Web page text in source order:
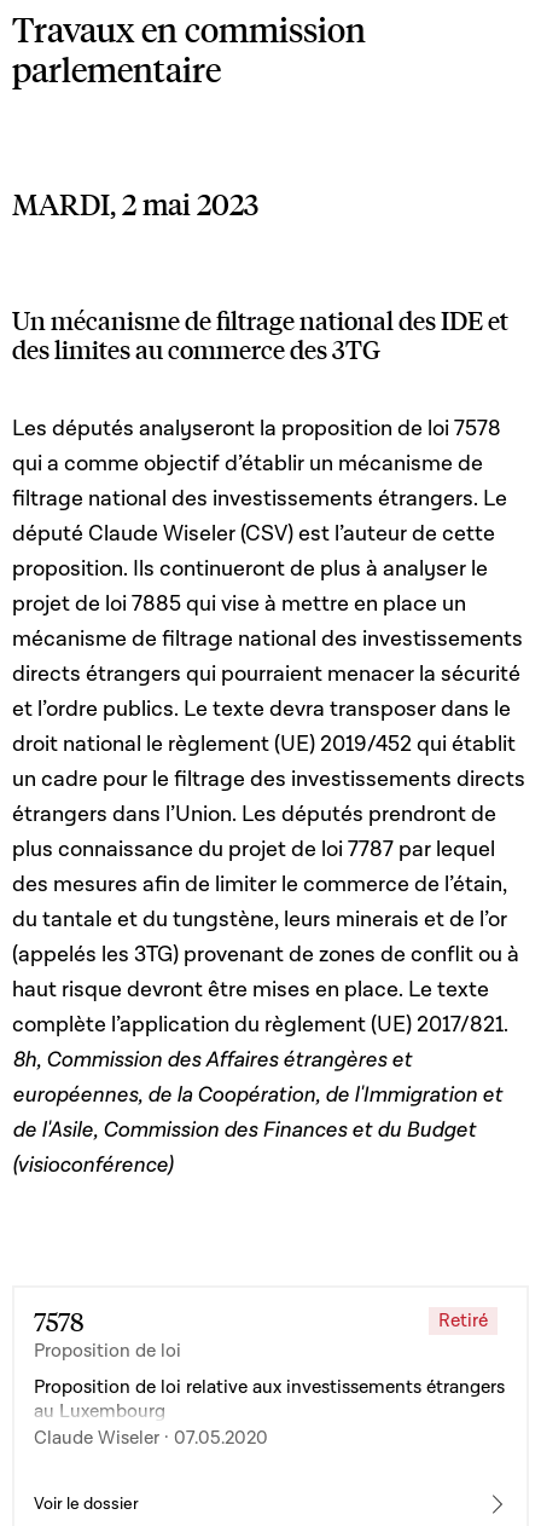
Travaux en commission
parlementaire
MARDI, 2 mai 2023
Un mécanisme de filtrage national des IDE et
des limites au commerce des 3TG
Les députés analyseront la proposition de loi 7578
qui a comme objectif d’établir un mécanisme de
filtrage national des investissements étrangers. Le
député Claude Wiseler (CSV) est l’auteur de cette
proposition. Ils continueront de plus à analyser le
projet de loi 7885 qui vise à mettre en place un
mécanisme de filtrage national des investissements
directs étrangers qui pourraient menacer la sécurité
et l’ordre publics. Le texte devra transposer dans le
droit national le règlement (UE) 2019/452 qui établit
un cadre pour le filtrage des investissements directs
étrangers dans l’Union. Les députés prendront de
plus connaissance du projet de loi 7787 par lequel
des mesures afin de limiter le commerce de l’étain,
du tantale et du tungstène, leurs minerais et de l’or
(appelés les 3TG) provenant de zones de conflit ou à
haut risque devront être mises en place. Le texte
complète l’application du règlement (UE) 2017/821.
8h, Commission des Affaires étrangères et
européennes, de la Coopération, de l'Immigration et
de l'Asile, Commission des Finances et du Budget
(visioconférence)
7578
Proposition de loi
Retiré
Proposition de loi relative aux investissements étrangers
au Luxembourg
Claude Wiseler · 07.05.2020
Voir le dossier